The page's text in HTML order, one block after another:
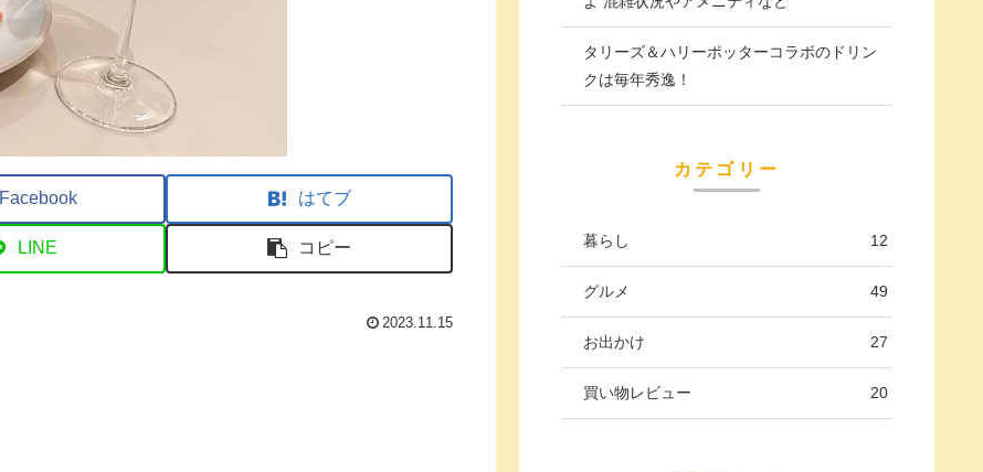
Facebook はてブ
LINE コピー
2023.11.15
タリーズ＆ハリーポッターコラボのドリン
クは毎年秀逸！
カテゴリー
暮らし 12
グルメ 49
お出かけ 27
買い物レビュー 20